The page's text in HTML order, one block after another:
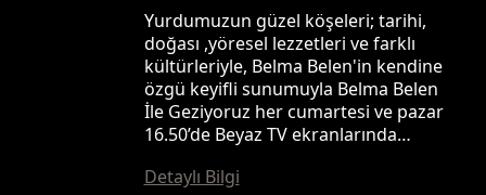
Yurdumuzun güzel köşeleri; tarihi,
doğası ,yöresel lezzetleri ve farklı
kültürleriyle, Belma Belen'in kendine
özgü keyifli sunumuyla Belma Belen
İle Geziyoruz her cumartesi ve pazar
16.50’de Beyaz TV ekranlarında…
Detaylı Bilgi